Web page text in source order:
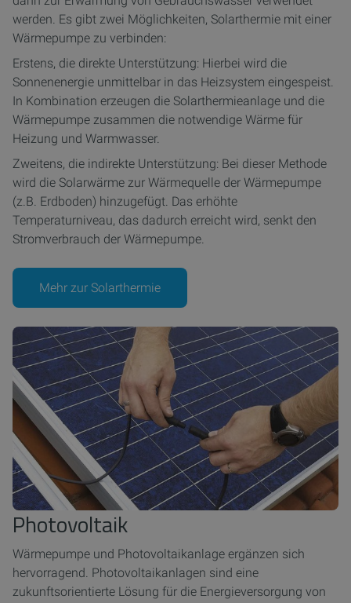
werden. Es gibt zwei Möglichkeiten, Solarthermie mit einer
Wärmepumpe zu verbinden:
Erstens, die direkte Unterstützung: Hierbei wird die
Sonnenenergie unmittelbar in das Heizsystem eingespeist.
In Kombination erzeugen die Solarthermieanlage und die
Wärmepumpe zusammen die notwendige Wärme für
Heizung und Warmwasser.
Zweitens, die indirekte Unterstützung: Bei dieser Methode
wird die Solarwärme zur Wärmequelle der Wärmepumpe
(z.B. Erdboden) hinzugefügt. Das erhöhte
Temperaturniveau, das dadurch erreicht wird, senkt den
Stromverbrauch der Wärmepumpe.
Mehr zur Solarthermie
Photovoltaik
Wärmepumpe und Photovoltaikanlage ergänzen sich
hervorragend. Photovoltaikanlagen sind eine
zukunftsorientierte Lösung für die Energieversorgung von